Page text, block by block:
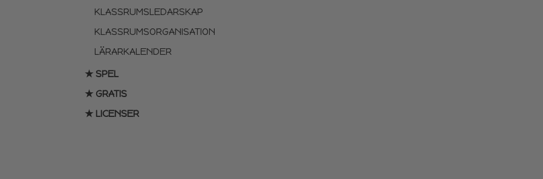
KLASSRUMSLEDARSKAP
KLASSRUMSORGANISATION
LÄRARKALENDER
★ SPEL
★ GRATIS
★ LICENSER